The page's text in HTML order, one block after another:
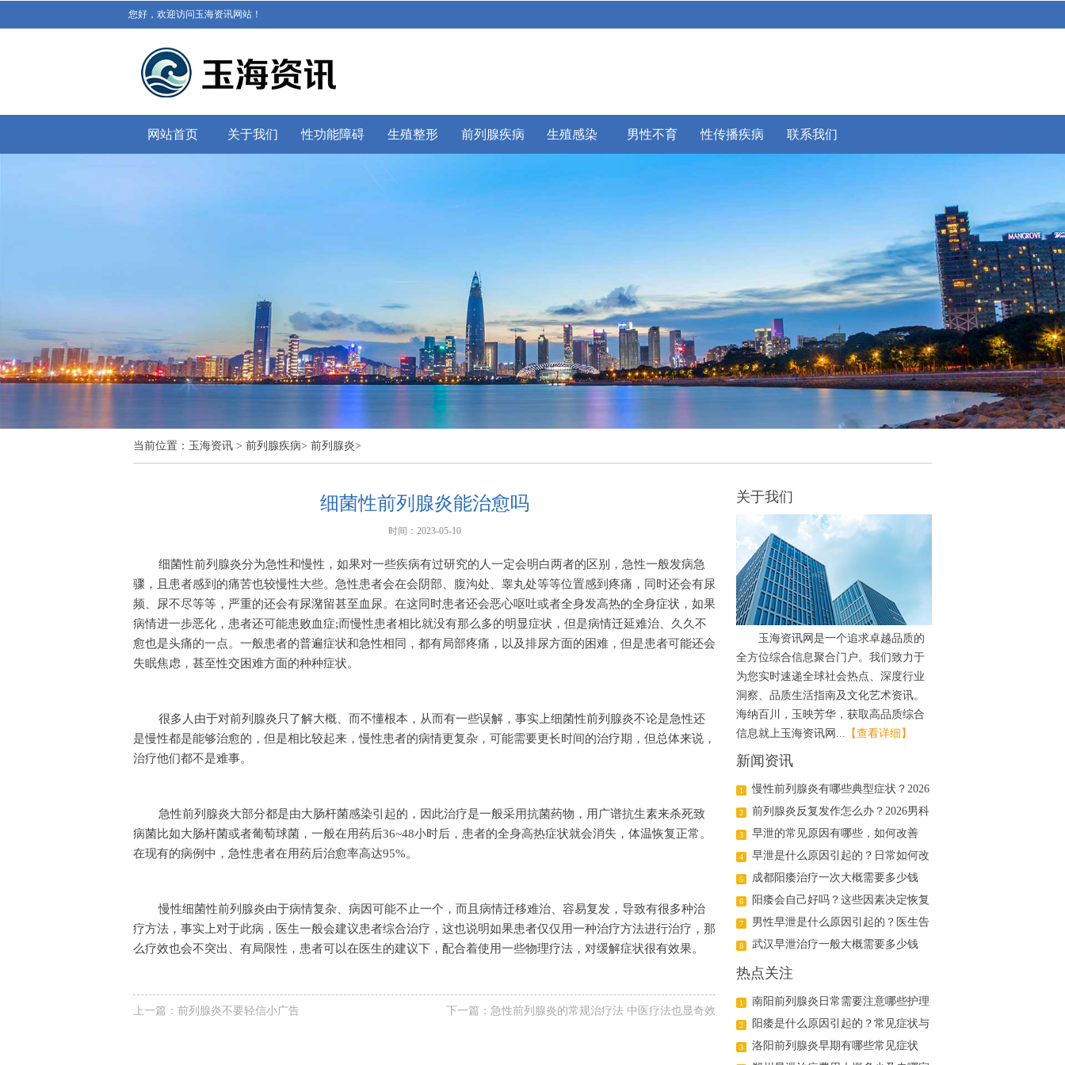
您好，欢迎访问玉海资讯网站！
网站首页 关于我们 性功能障碍 生殖整形 前列腺疾病 生殖感染 男性不育 性传播疾病 联系我们
当前位置： 玉海资讯 > 前列腺疾病> 前列腺炎>
细菌性前列腺炎能治愈吗
时间：2023-05-10
细菌性前列腺炎分为急性和慢性，如果对一些疾病有过研究的人一定会明白两者的区别，急性一般发病急
骤，且患者感到的痛苦也较慢性大些。急性患者会在会阴部、腹沟处、睾丸处等等位置感到疼痛，同时还会有尿
频、尿不尽等等，严重的还会有尿潴留甚至血尿。在这同时患者还会恶心呕吐或者全身发高热的全身症状，如果
病情进一步恶化，患者还可能患败血症;而慢性患者相比就没有那么多的明显症状，但是病情迁延难治、久久不
愈也是头痛的一点。一般患者的普遍症状和急性相同，都有局部疼痛，以及排尿方面的困难，但是患者可能还会
失眠焦虑，甚至性交困难方面的种种症状。
很多人由于对前列腺炎只了解大概、而不懂根本，从而有一些误解，事实上细菌性前列腺炎不论是急性还
是慢性都是能够治愈的，但是相比较起来，慢性患者的病情更复杂，可能需要更长时间的治疗期，但总体来说，
治疗他们都不是难事。
急性前列腺炎大部分都是由大肠杆菌感染引起的，因此治疗是一般采用抗菌药物，用广谱抗生素来杀死致
病菌比如大肠杆菌或者葡萄球菌，一般在用药后36~48小时后，患者的全身高热症状就会消失，体温恢复正常。
在现有的病例中，急性患者在用药后治愈率高达95%。
慢性细菌性前列腺炎由于病情复杂、病因可能不止一个，而且病情迁移难治、容易复发，导致有很多种治
疗方法，事实上对于此病，医生一般会建议患者综合治疗，这也说明如果患者仅仅用一种治疗方法进行治疗，那
么疗效也会不突出、有局限性，患者可以在医生的建议下，配合着使用一些物理疗法，对缓解症状很有效果。
上一篇： 前列腺炎不要轻信小广告 下一篇： 急性前列腺炎的常规治疗法 中医疗法也显奇效
关于我们
玉海资讯网是一个追求卓越品质的
全方位综合信息聚合门户。我们致力于
为您实时速递全球社会热点、深度行业
洞察、品质生活指南及文化艺术资讯。
海纳百川，玉映芳华，获取高品质综合
信息就上玉海资讯网...
【查看详细】
新闻资讯
1
慢性前列腺炎有哪些典型症状？2026
年科学治疗与日常护理指南
2
前列腺炎反复发作怎么办？2026男科
医生详解日常调理与用药方案
3 早泄的常见原因有哪些，如何改善
4
早泄是什么原因引起的？日常如何改
善
5 成都阳痿治疗一次大概需要多少钱
6
阳痿会自己好吗？这些因素决定恢复
可能
7
男性早泄是什么原因引起的？医生告
诉你真相
8 武汉早泄治疗一般大概需要多少钱
热点关注
1 南阳前列腺炎日常需要注意哪些护理
2
阳痿是什么原因引起的？常见症状与
治疗方法解析
3 洛阳前列腺炎早期有哪些常见症状